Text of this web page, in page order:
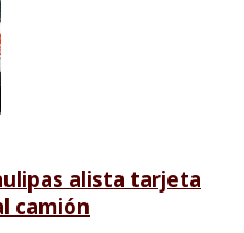
alista tarjeta
camión